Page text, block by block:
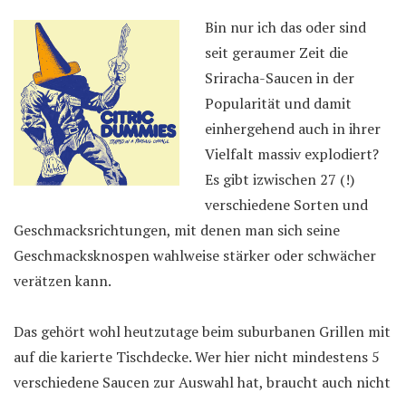
Bin nur ich das oder sind
seit geraumer Zeit die
Sriracha-Saucen in der
Popularität und damit
einhergehend auch in ihrer
Vielfalt massiv explodiert?
Es gibt izwischen 27 (!)
verschiedene Sorten und
Geschmacksrichtungen, mit denen man sich seine
Geschmacksknospen wahlweise stärker oder schwächer
verätzen kann.
Das gehört wohl heutzutage beim suburbanen Grillen mit
auf die karierte Tischdecke. Wer hier nicht mindestens 5
verschiedene Saucen zur Auswahl hat, braucht auch nicht